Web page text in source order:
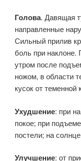
Голова. Давящая
направленные
Сильный прилив
боль при наклоне.
утром после
ножом, в области
кусок от теменной
Ухудшение: при
покое; при
постели; на
Улучшение: от